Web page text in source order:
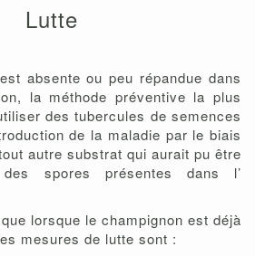
Lutte
absente ou peu répandue dans
la méthode préventive la plus
des tubercules de semences
de la maladie par le biais
autre substrat qui aurait pu être
spores présentes dans l’
lorsque le champignon est déjà
mesures de lutte sont :